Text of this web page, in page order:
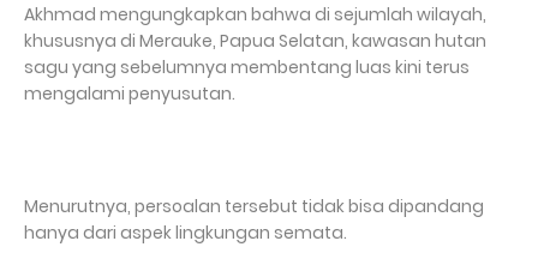
Akhmad mengungkapkan bahwa di sejumlah wilayah,
khususnya di Merauke, Papua Selatan, kawasan hutan
sagu yang sebelumnya membentang luas kini terus
mengalami penyusutan.
Menurutnya, persoalan tersebut tidak bisa dipandang
hanya dari aspek lingkungan semata.